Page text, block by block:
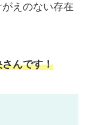
えのない存在
んです！